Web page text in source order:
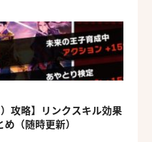
攻略】リンクスキル効果
（随時更新）